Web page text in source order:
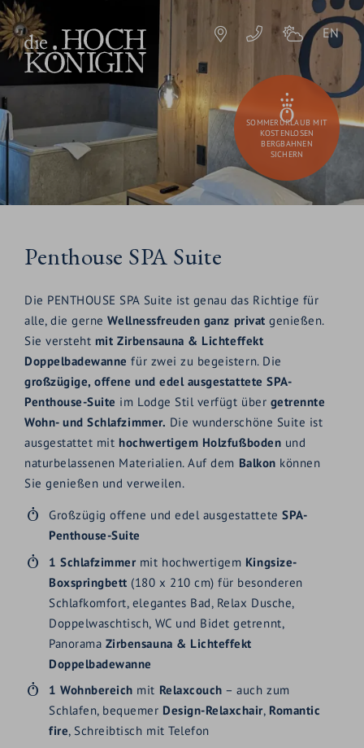
EN
SOMMERURLAUB MIT
KOSTENLOSEN
BERGBAHNEN
SICHERN
Penthouse SPA Suite
Die PENTHOUSE SPA Suite ist genau das Richtige für
alle, die gerneWellnessfreuden ganz privat genießen.
Sie versteht mit Zirbensauna & Lichteffekt
Doppelbadewanne für zwei zu begeistern. Die
großzügige, offene und edel ausgestattete SPA-
Penthouse-Suite im Lodge Stil verfügt über getrennte
Wohn- und Schlafzimmer. Die wunderschöne Suite ist
ausgestattet mit hochwertigem Holzfußboden und
naturbelassenen Materialien. Auf dem Balkon können
Sie genießen und verweilen.
Großzügig offene und edel ausgestatteteSPA-
Penthouse-Suite
1 Schlafzimmer mit hochwertigem Kingsize-
Boxspringbett (180 x 210 cm) für besonderen
Schlafkomfort, elegantes Bad, Relax Dusche,
Doppelwaschtisch, WC und Bidet getrennt,
Panorama Zirbensauna & Lichteffekt
Doppelbadewanne
1 Wohnbereich mit Relaxcouch – auch zum
Schlafen, bequemer Design-Relaxchair, Romantic
fire, Schreibtisch mit Telefon